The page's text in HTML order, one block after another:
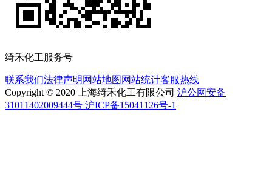
绮禾化工服务号
联系我们法律声明 网站地图 网站统计客服热线
Copyright © 2020 上海绮禾化工有限公司 沪公网安备
31011402009444号 沪ICP备15041126号-1